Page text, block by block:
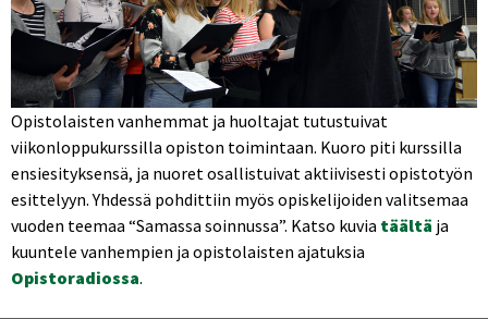
Opistolaisten vanhemmat ja huoltajat tutustuivat
viikonloppukurssilla opiston toimintaan. Kuoro piti kurssilla
ensiesityksensä, ja nuoret osallistuivat aktiivisesti opistotyön
esittelyyn. Yhdessä pohdittiin myös opiskelijoiden valitsemaa
vuoden teemaa “Samassa soinnussa”. Katso kuvia täältä ja
kuuntele vanhempien ja opistolaisten ajatuksia
Opistoradiossa.